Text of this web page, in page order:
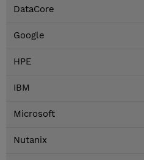
DataCore
Google
HPE
IBM
Microsoft
Nutanix